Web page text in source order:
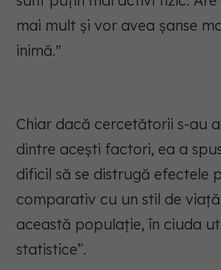
mai mult și vor avea șanse
inimă."
Chiar dacă cercetătorii s-au
dintre acești factori, ea a
dificil să se distrugă efectele
comparativ cu un stil de
această populație, în ciuda
statistice”.